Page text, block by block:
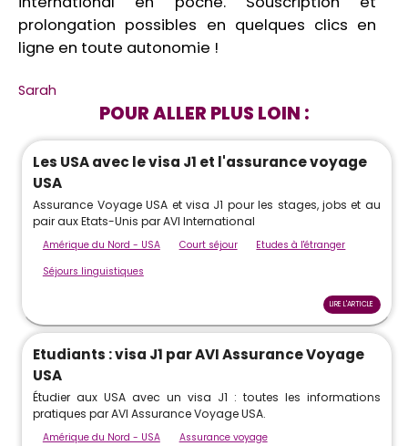
prolongation possibles en quelques clics en
ligne en toute autonomie !
Sarah
POUR ALLER PLUS LOIN :
Les USA avec le visa J1 et l'assurance voyage
USA
Assurance Voyage USA et visa J1 pour les stages, jobs et au
pair aux Etats-Unis par AVI International
Amérique du Nord - USA Court séjour
Etudes à l'étranger
Séjours linguistiques
LIRE L'ARTICLE
Etudiants : visa J1 par AVI Assurance Voyage
USA
Étudier aux USA avec un visa J1 : toutes les informations
pratiques par AVI Assurance Voyage USA.
Amérique du Nord - USA
Assurance voyage